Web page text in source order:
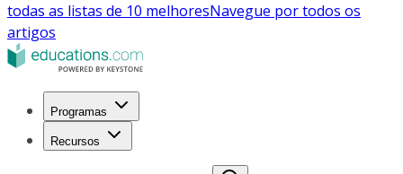
todas as listas de 10 melhoresNavegue por todos os
artigos
Programas
Recursos